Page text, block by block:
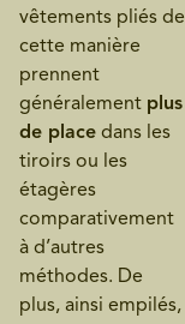
vêtements pliés de
cette manière
prennent
généralement plus
de place dans les
tiroirs ou les
étagères
comparativement
à d’autres
méthodes. De
plus, ainsi empilés,